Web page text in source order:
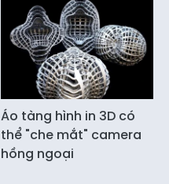
Áo tàng hình in 3D có
thể "che mắt" camera
hồng ngoại